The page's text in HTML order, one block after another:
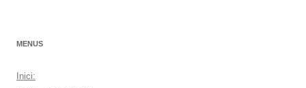
MENUS
Inici: